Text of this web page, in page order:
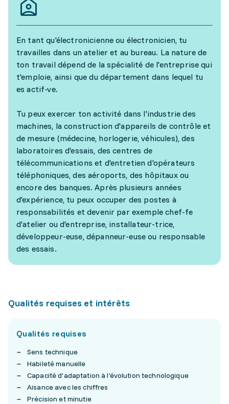
En tant qu'électronicienne ou électronicien, tu
travailles dans un atelier et au bureau. La nature de
ton travail dépend de la spécialité de l'entreprise qui
t'emploie, ainsi que du département dans lequel tu
es actif-ve.
Tu peux exercer ton activité dans l'industrie des
machines, la construction d'appareils de contrôle et
de mesure (médecine, horlogerie, véhicules), des
laboratoires d'essais, des centres de
télécommunications et d'entretien d'opérateurs
téléphoniques, des aéroports, des hôpitaux ou
encore des banques. Après plusieurs années
d'expérience, tu peux occuper des postes à
responsabilités et devenir par exemple chef-fe
d'atelier ou d'entreprise, installateur-trice,
développeur-euse, dépanneur-euse ou responsable
des essais.
Qualités requises et intérêts
Qualités requises
Sens technique
Habileté manuelle
Capacité d'adaptation à l'évolution technologique
Aisance avec les chiffres
Précision et minutie